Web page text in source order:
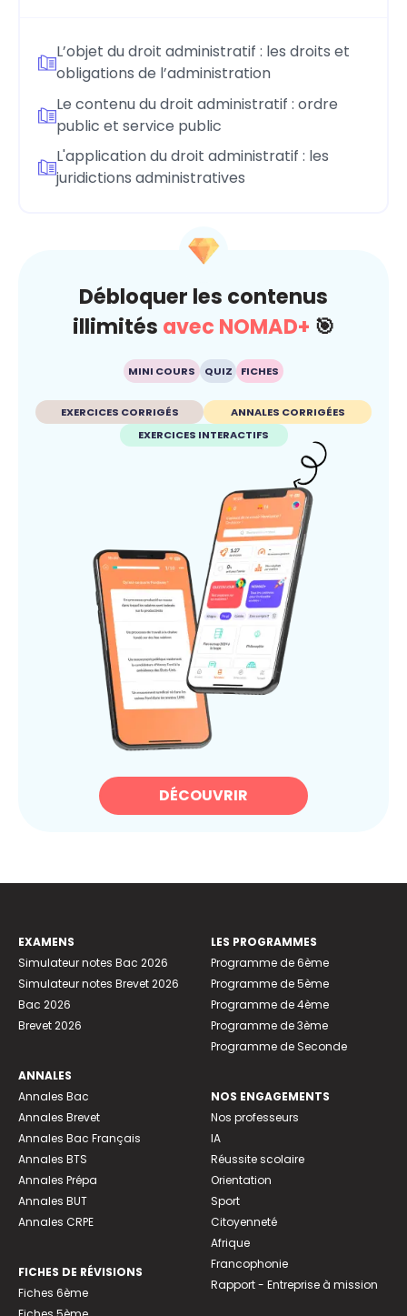
L’objet du droit administratif : les droits et
obligations de l’administration
Le contenu du droit administratif : ordre
public et service public
L'application du droit administratif : les
juridictions administratives
Débloquer les contenus
illimités avec NOMAD+ 🎯
MINI COURS QUIZ FICHES
EXERCICES CORRIGÉS
ANNALES CORRIGÉES
EXERCICES INTERACTIFS
DÉCOUVRIR
EXAMENS
Simulateur notes Bac 2026
Simulateur notes Brevet 2026
Bac 2026
Brevet 2026
ANNALES
Annales Bac
Annales Brevet
Annales Bac Français
Annales BTS
Annales Prépa
Annales BUT
Annales CRPE
FICHES DE RÉVISIONS
Fiches 6ème
LES PROGRAMMES
Programme de 6ème
Programme de 5ème
Programme de 4ème
Programme de 3ème
Programme de Seconde
NOS ENGAGEMENTS
Nos professeurs
IA
Réussite scolaire
Orientation
Sport
Citoyenneté
Afrique
Francophonie
Rapport - Entreprise à mission